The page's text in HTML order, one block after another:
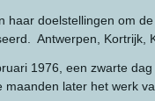
haar doelstellingen om
Antwerpen, Kortrijk,
1976, een zwarte
maanden later het werk